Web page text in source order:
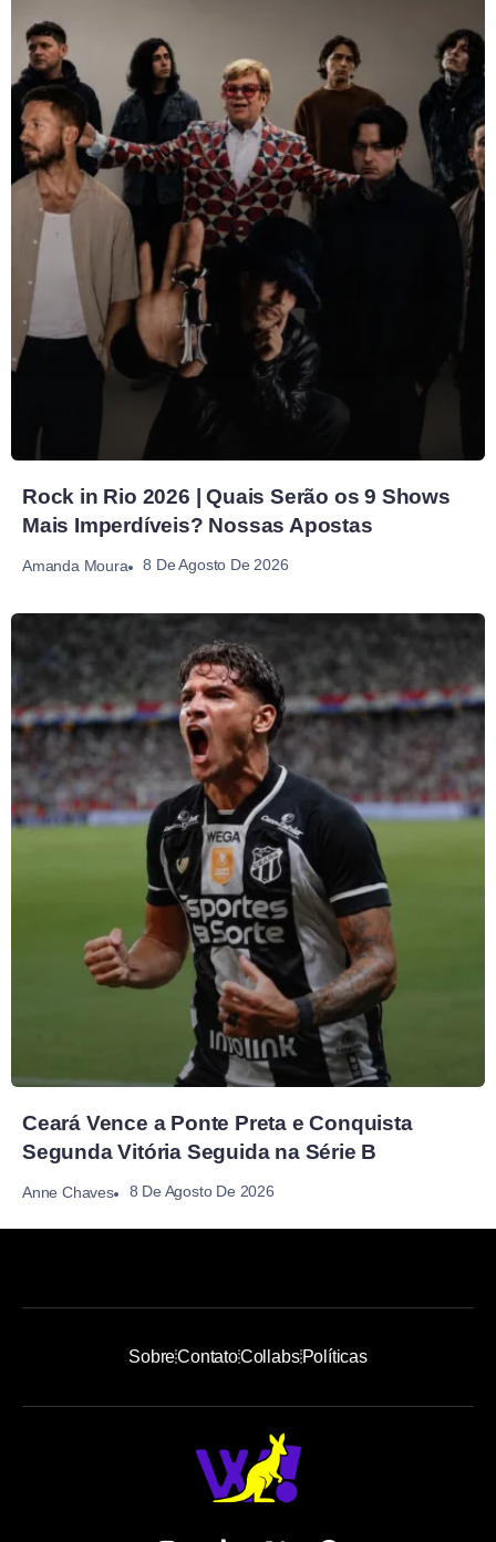
Rock in Rio 2026 | Quais Serão os 9 Shows
Mais Imperdíveis? Nossas Apostas
Amanda Moura 8 De Agosto De 2026
Ceará Vence a Ponte Preta e Conquista
Segunda Vitória Seguida na Série B
Anne Chaves 8 De Agosto De 2026
SobreContatoCollabsPolíticas